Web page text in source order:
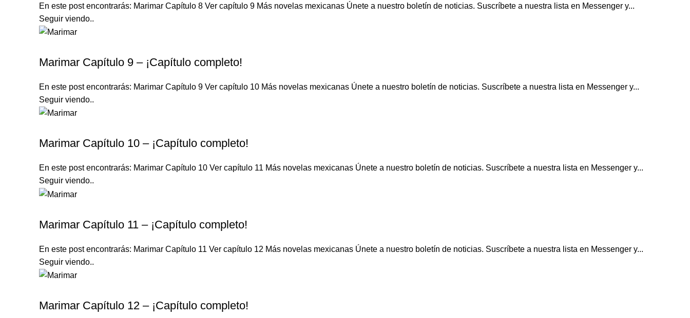
En este post encontrarás: Marimar Capítulo 8 Ver capítulo 9 Más novelas mexicanas Únete a nuestro boletín de noticias. Suscríbete a nuestra lista en Messenger y...
Seguir viendo..
Marimar Capítulo 9 – ¡Capítulo completo!
En este post encontrarás: Marimar Capítulo 9 Ver capítulo 10 Más novelas mexicanas Únete a nuestro boletín de noticias. Suscríbete a nuestra lista en Messenger y...
Seguir viendo..
Marimar Capítulo 10 – ¡Capítulo completo!
En este post encontrarás: Marimar Capítulo 10 Ver capítulo 11 Más novelas mexicanas Únete a nuestro boletín de noticias. Suscríbete a nuestra lista en Messenger y...
Seguir viendo..
Marimar Capítulo 11 – ¡Capítulo completo!
En este post encontrarás: Marimar Capítulo 11 Ver capítulo 12 Más novelas mexicanas Únete a nuestro boletín de noticias. Suscríbete a nuestra lista en Messenger y...
Seguir viendo..
Marimar Capítulo 12 – ¡Capítulo completo!